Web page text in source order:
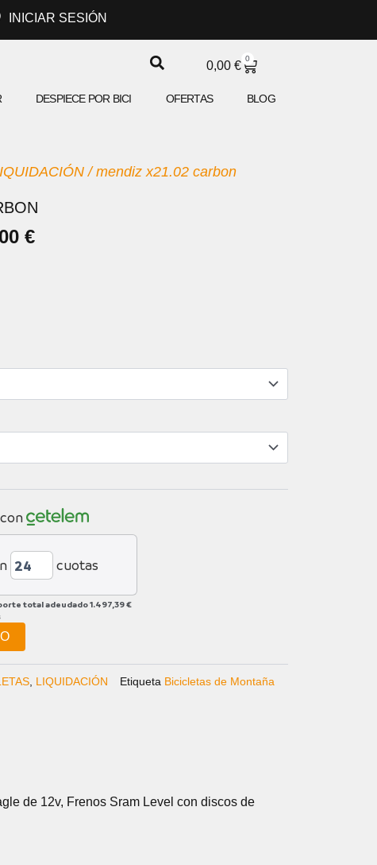
INICIAR SESIÓN
0,00 €
0
CARRITO
DESPIECE POR BICI OFERTAS BLOG
/ mendiz x21.02 carbon
€EL
cuotas
total adeudado1.497,39 €
LIQUIDACIÓN Etiqueta Bicicletas de Montaña
de 12v, Frenos Sram Level con discos de